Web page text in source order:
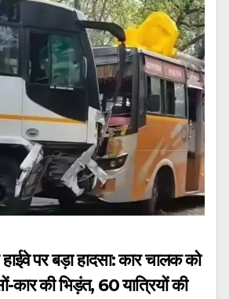
पर बड़ा हादसा: कार चालक को
कार की भिड़ंत, 60 यात्रियों की